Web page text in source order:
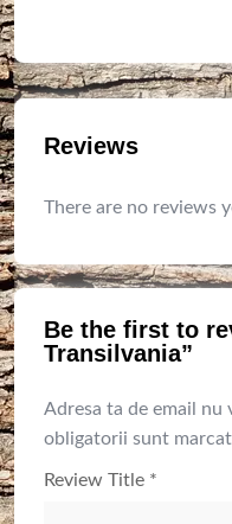
Reviews
There are no reviews
Be the first to
Transilvania”
Adresa ta de email nu
obligatorii sunt
Review Title *